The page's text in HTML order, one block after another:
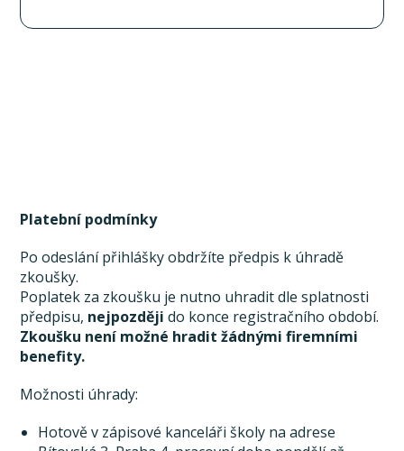
Platební podmínky
Po odeslání přihlášky obdržíte předpis k úhradě
zkoušky.
Poplatek za zkoušku je nutno uhradit dle splatnosti
předpisu, nejpozději do konce registračního období.
Zkoušku není možné hradit žádnými firemními
benefity.
Možnosti úhrady:
Hotově v zápisové kanceláři školy na adrese